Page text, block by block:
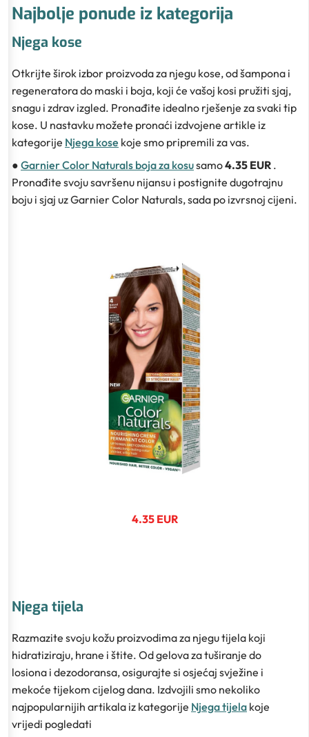
Najbolje ponude iz kategorija
Njega kose
Otkrijte širok izbor proizvoda za njegu kose, od šampona i
regeneratora do maski i boja, koji će vašoj kosi pružiti sjaj,
snagu i zdrav izgled. Pronađite idealno rješenje za svaki tip
kose. U nastavku možete pronaći izdvojene artikle iz
kategorije Njega kose koje smo pripremili za vas.
● Garnier Color Naturals boja za kosusamo4.35 EUR .
Pronađite svoju savršenu nijansu i postignite dugotrajnu
boju i sjaj uz Garnier Color Naturals, sada po izvrsnoj cijeni.
4.35 EUR
Njega tijela
Razmazite svoju kožu proizvodima za njegu tijela koji
hidratiziraju, hrane i štite. Od gelova za tuširanje do
losiona i dezodoransa, osigurajte si osjećaj svježine i
mekoće tijekom cijelog dana. Izdvojili smo nekoliko
najpopularnijih artikala iz kategorije Njega tijela koje
vrijedi pogledati